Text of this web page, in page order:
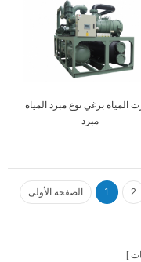
المياه برغي نوع مبرد المياه
مبرد
الصفحة الأولى 1 2